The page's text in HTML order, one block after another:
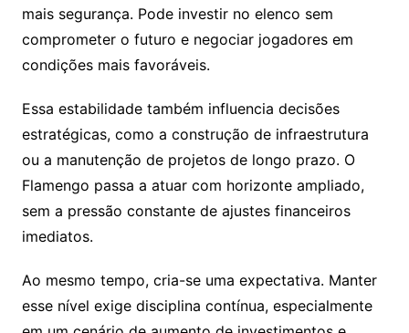
mais segurança. Pode investir no elenco sem
comprometer o futuro e negociar jogadores em
condições mais favoráveis.
Essa estabilidade também influencia decisões
estratégicas, como a construção de infraestrutura
ou a manutenção de projetos de longo prazo. O
Flamengo passa a atuar com horizonte ampliado,
sem a pressão constante de ajustes financeiros
imediatos.
Ao mesmo tempo, cria-se uma expectativa. Manter
esse nível exige disciplina contínua, especialmente